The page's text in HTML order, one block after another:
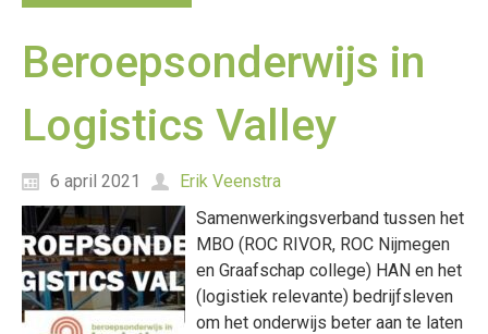
Beroepsonderwijs in
Logistics Valley
6 april 2021
Erik Veenstra
Samenwerkingsverband tussen het
MBO (ROC RIVOR, ROC Nijmegen
en Graafschap college) HAN en het
(logistiek relevante) bedrijfsleven
om het onderwijs beter aan te laten